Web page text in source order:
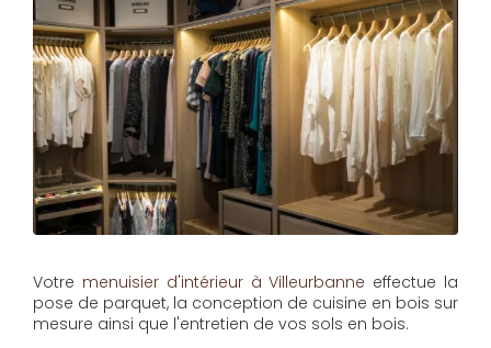
Votre menuisier d'intérieur à Villeurbanne effectue la
pose de parquet, la conception de cuisine en bois sur
mesure ainsi que l'entretien de vos sols en bois.